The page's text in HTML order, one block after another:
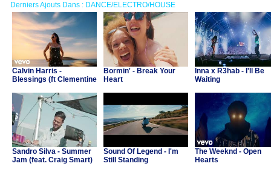
Derniers Ajouts Dans : DANCE/ELECTRO/HOUSE
Calvin Harris -
Blessings (ft Clementine
Bormin' - Break Your
Heart
Inna x R3hab - I'll Be
Waiting
Sandro Silva - Summer
Jam (feat. Craig Smart)
Sound Of Legend - I'm
Still Standing
The Weeknd - Open
Hearts